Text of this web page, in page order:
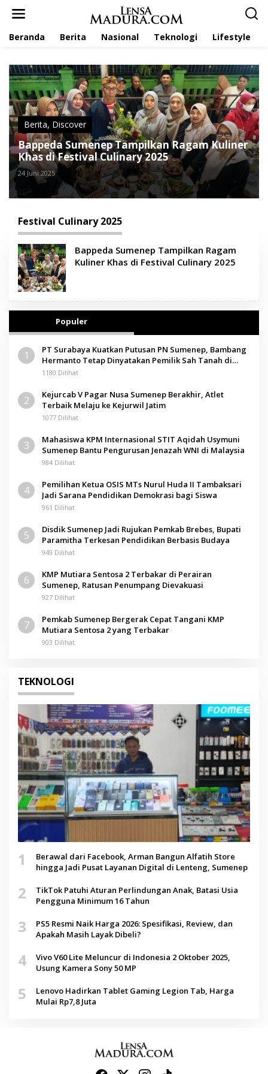
Beranda Berita Nasional Teknologi Lifestyle
Berita, Discover
Bappeda Sumenep Tampilkan Ragam Kuliner
Khas di Festival Culinary 2025
24 Juni 2025
Festival Culinary 2025
Bappeda Sumenep Tampilkan Ragam
Kuliner Khas di Festival Culinary 2025
Populer
1
PT Surabaya Kuatkan Putusan PN Sumenep, Bambang
Hermanto Tetap Dinyatakan Pemilik Sah Tanah di
Pamolokan
1180 Dilihat
2
Kejurcab V Pagar Nusa Sumenep Berakhir, Atlet
Terbaik Melaju ke Kejurwil Jatim
1077 Dilihat
3
Mahasiswa KPM Internasional STIT Aqidah Usymuni
Sumenep Bantu Pengurusan Jenazah WNI di Malaysia
984 Dilihat
4
Pemilihan Ketua OSIS MTs Nurul Huda II Tambaksari
Jadi Sarana Pendidikan Demokrasi bagi Siswa
961 Dilihat
5
Disdik Sumenep Jadi Rujukan Pemkab Brebes, Bupati
Paramitha Terkesan Pendidikan Berbasis Budaya
949 Dilihat
6
KMP Mutiara Sentosa 2 Terbakar di Perairan
Sumenep, Ratusan Penumpang Dievakuasi
927 Dilihat
7
Pemkab Sumenep Bergerak Cepat Tangani KMP
Mutiara Sentosa 2 yang Terbakar
903 Dilihat
TEKNOLOGI
1
Berawal dari Facebook, Arman Bangun Alfatih Store
hingga Jadi Pusat Layanan Digital di Lenteng, Sumenep
2
TikTok Patuhi Aturan Perlindungan Anak, Batasi Usia
Pengguna Minimum 16 Tahun
3
PS5 Resmi Naik Harga 2026: Spesifikasi, Review, dan
Apakah Masih Layak Dibeli?
4
Vivo V60 Lite Meluncur di Indonesia 2 Oktober 2025,
Usung Kamera Sony 50 MP
5
Lenovo Hadirkan Tablet Gaming Legion Tab, Harga
Mulai Rp7,8 Juta